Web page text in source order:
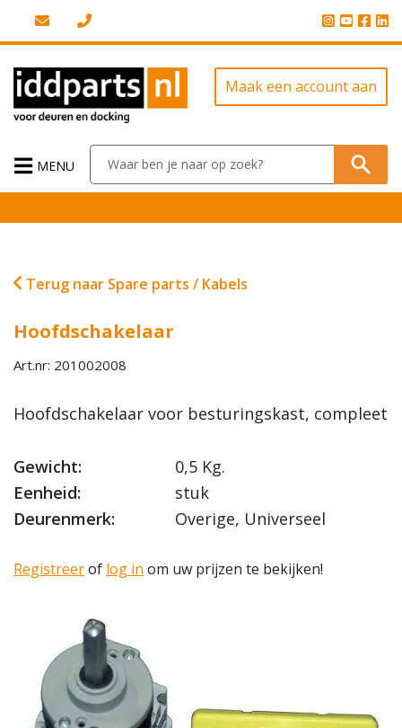
Maak een account aan
MENU
Terug naar Spare parts / Kabels
Hoofdschakelaar
Art.nr: 201002008
Hoofdschakelaar voor besturingskast, compleet
Gewicht:
0,5 Kg.
Eenheid:
stuk
Deurenmerk:
Overige, Universeel
Registreerof log in om uw prijzen te bekijken!